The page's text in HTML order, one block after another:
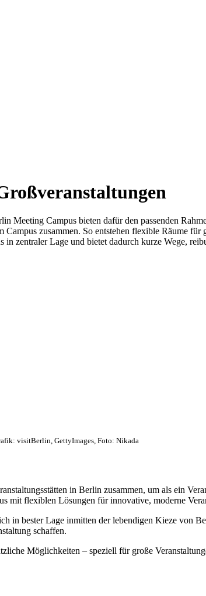
Meeting Campus bieten dafür den passenden
zusammen. So entstehen flexible Räume
zentraler Lage und bietet dadurch kurze Wege,
visitBerlin, GettyImages, Foto: Nikada
in Berlin zusammen, um als ein
mit flexiblen Lösungen für innovative, moderne
in bester Lage inmitten der lebendigen Kieze von
schaffen.
Möglichkeiten – speziell für große